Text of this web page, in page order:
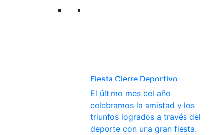
Fiesta Cierre Deportivo
El último mes del año
celebramos la amistad y los
triunfos logrados a través del
deporte con una gran fiesta.